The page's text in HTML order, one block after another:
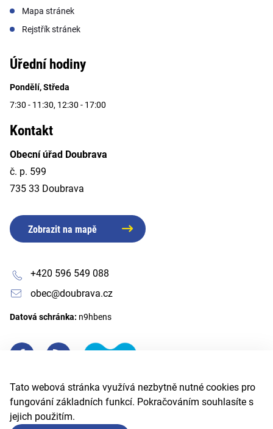
Tato webová stránka využívá nezbytně nutné cookies pro
fungování základních funkcí. Pokračováním souhlasíte s
jejich použitím.
Mapa stránek
Rejstřík stránek
Úřední hodiny
Pondělí, Středa
7:30 - 11:30, 12:30 - 17:00
Kontakt
Obecní úřad Doubrava
č. p. 599
735 33 Doubrava
Zobrazit na mapě
+420 596 549 088
obec@doubrava.cz
Datová schránka: n9hbens